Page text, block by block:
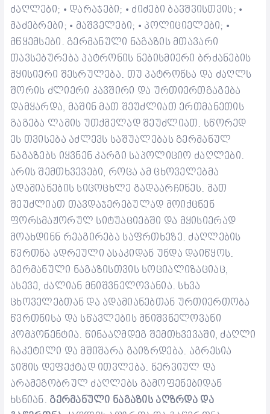
ძაღლები; • დარაჯები; • ძიძები ბავშვისთვის; •
მაძებრები ; • მაშველები; • პოლიციელები; •
მწყემსები. გერმანული ნაგაზის მთავარი
თავსებურება პატრონის ნებისმიერი ბრძანების
მყისიერი შესრულება. თუ პატრონსა და ძაღლს
შორის ძლიერი კავშირი და ურთიერთგაგება
დამყარდა, მაშინ მათ შეუძლიათ ერთმანეთის
გაგება ლამის უთქმელად შეუძლიათ. სწორედ
ეს თვისება აძლევს საშუალებას გერმანულ
ნაგაზებს იყვნენ კარგი საპოლიციო ძაღლები.
არის შემთხვევები, როცა ამ ცხოველებმა
ადამიანების სიცოცხლე გადაარჩინეს. მათ
შეუძლიათ თავდაჯერებულად მოიქცნენ
ფორსმაჟორულ სიტუაციებში და მყისიერად
მოახდინნ რეაგირება საფრთხეზე. ძაღლების
წვრთნა ადრეული ასაკიდან უნდა დაიწყოს.
გერმანული ნაგაზისთვის სოციალიზაციაც,
ასევე, ძალიან მნიშვნელოვანია. სხვა
ცხოველებთან და ადამიანებთან ურთიერთობა
წვრთნისა და სწავლების მნიშვნელოვანი
კომპონენტია. წინააღმდეგ შემთხვევაში, ძაღლი
ჩაკეტილი და მშიშარა გაიზრდება. აგრესია
ჯიშის დეფექტად ითვლება. ნერვიულ და
არამეგობრულ ძაღლებს გამოფენებიდან
ხსნიან. გერმანული ნაგაზის აღზრდა და